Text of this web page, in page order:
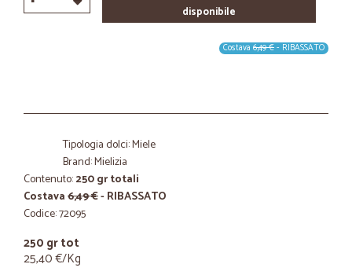
disponibile
Costava 6,49 €- RIBASSATO
Tipologia dolci: Miele
Brand: Mielizia
Contenuto:250 gr totali
Costava6,49 €- RIBASSATO
Codice: 72095
250 gr tot
25,40 €/Kg